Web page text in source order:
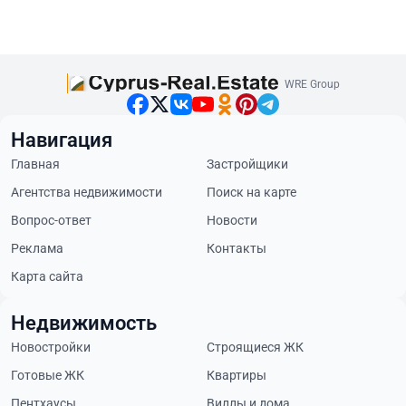
WRE Group
Навигация
Главная
Застройщики
Агентства недвижимости
Поиск на карте
Вопрос-ответ
Новости
Реклама
Контакты
Карта сайта
Недвижимость
Новостройки
Строящиеся ЖК
Готовые ЖК
Квартиры